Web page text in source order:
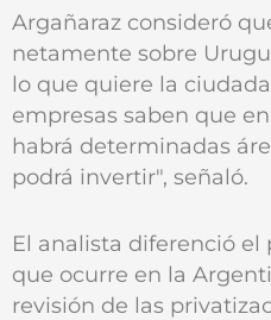
Argañaraz consideró
netamente sobre
lo que quiere la
empresas saben que
habrá determinadas
podrá invertir", señaló.
El analista diferenció el
que ocurre en la
revisión de las